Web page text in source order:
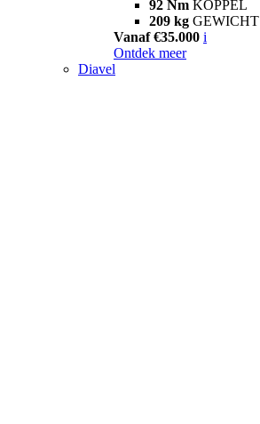
92 Nm KOPPEL
209 kg GEWICHT
Vanaf €35.000 i
Ontdek meer
Diavel